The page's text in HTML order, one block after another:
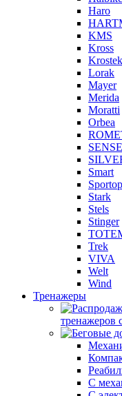
Haro
KMS
Kross
Krostek
Lorak
Mayer
Merida
Moratti
Orbea
SENSE
Smart
Sportop
Stark
Stels
Stinger
Trek
VIVA
Welt
Wind
Тренажеры
тренажеров
С